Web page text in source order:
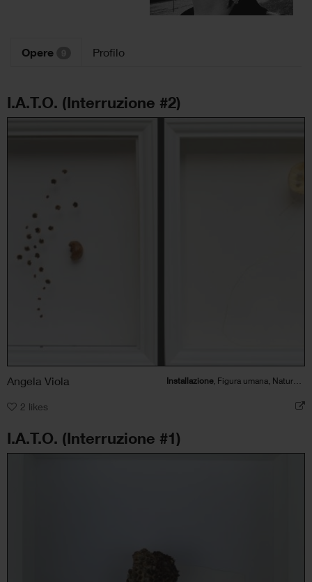
Opere Profilo
I.A.T.O. (Interruzione #2)
Angela Viola Installazione, Figura umana, Natura, Paesaggio
2 likes
I.A.T.O. (Interruzione #1)